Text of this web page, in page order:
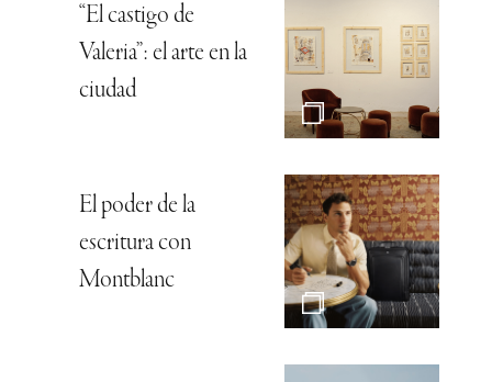
“El castigo de
Valeria”: el arte en la
ciudad
El poder de la
escritura con
Montblanc